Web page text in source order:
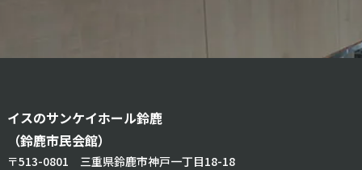
イスのサンケイホール鈴鹿
（鈴鹿市民会館）
〒513-0801 三重県鈴鹿市神戸一丁目18-18